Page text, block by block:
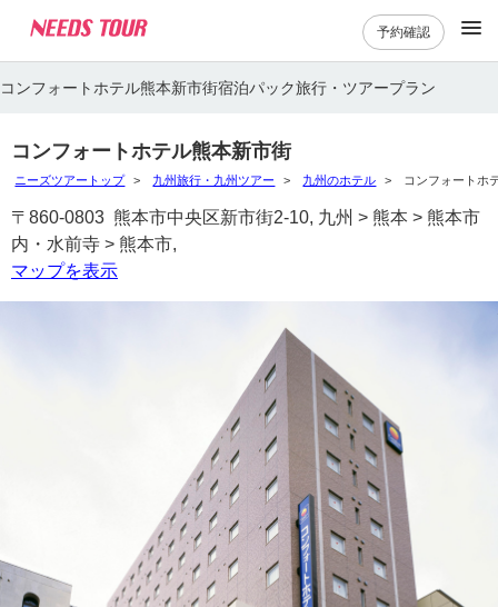
予約確認
コンフォートホテル熊本新市街宿泊パック旅行・ツアープラン
コンフォートホテル熊本新市街
ニーズツアートップ 九州旅行・九州ツアー 九州のホテル コンフォートホ
〒860-0803 熊本市中央区新市街2-10, 九州 > 熊本 > 熊本市
内・水前寺 > 熊本市,
マップを表示